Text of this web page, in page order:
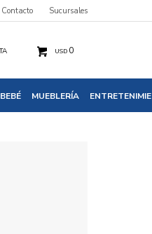
MUEBLERÍA
USD 0
Contacto Sucursales